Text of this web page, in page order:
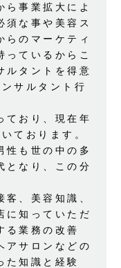
ら事業拡大によ
須な事や美容ス
らのマーケティ
っているからこ
ルタントを得意
サルタント行
ており、現在年
ております。
性も世の中の多
となり、この分
、美容知識、
に知っていただ
る業務の改善
アサロンなどの
た知識と経験